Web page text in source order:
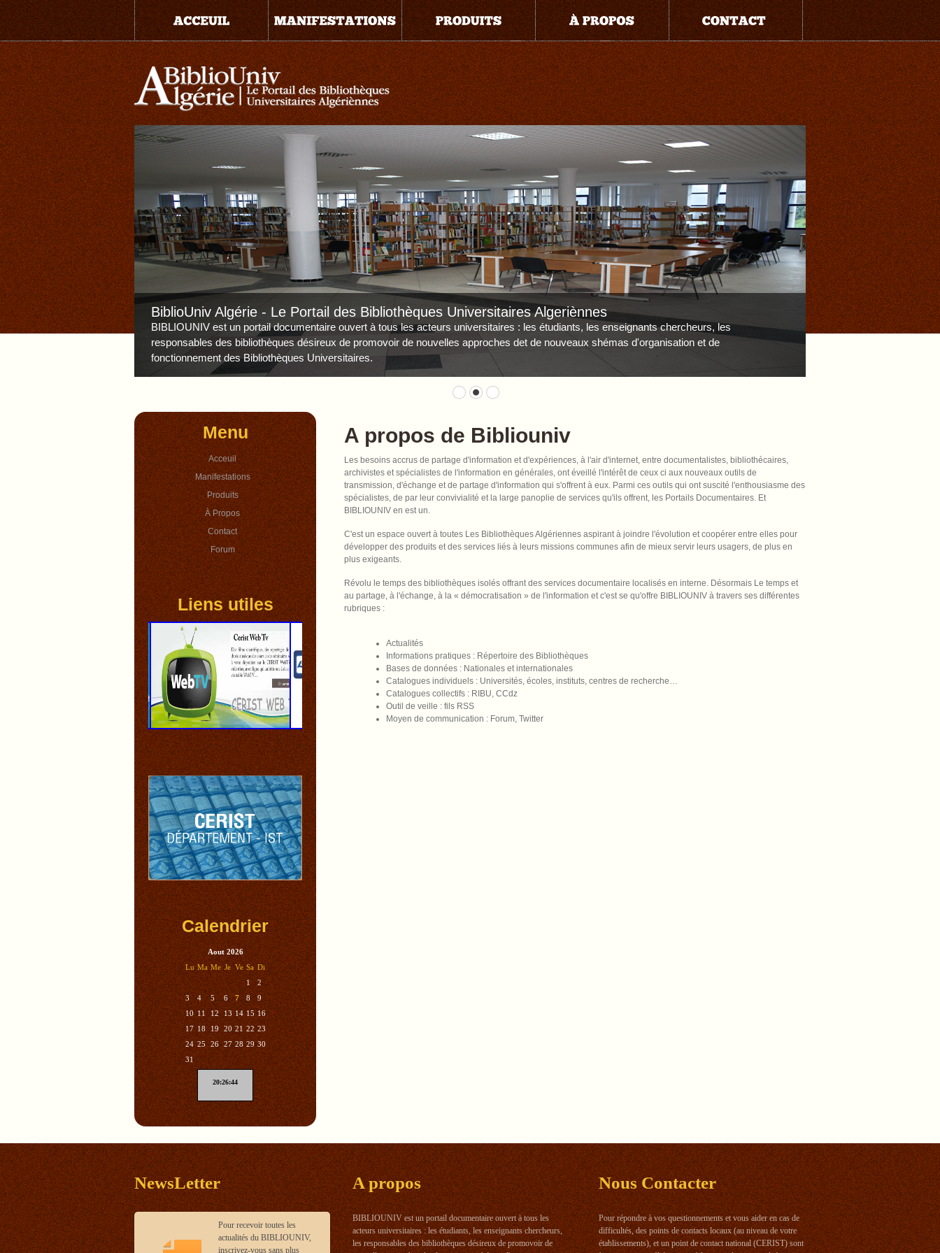
BiblioUniv Algérie - Le Portail des Bibliothèques Universitaires Algeriènnes
BIBLIOUNIV est un portail documentaire ouvert à tous les acteurs universitaires : les étudiants, les enseignants chercheurs, les
responsables des bibliothèques désireux de promovoir de nouvelles approches det de nouveaux shémas d'organisation et de
fonctionnement des Bibliothèques Universitaires.
A propos de Bibliouniv
Les besoins accrus de partage d'information et d'expériences, à l'air d'internet, entre documentalistes, bibliothécaires,
archivistes et spécialistes de l'information en générales, ont éveillé l'intérêt de ceux ci aux nouveaux outils de
transmission, d'échange et de partage d'information qui s'offrent à eux. Parmi ces outils qui ont suscité l'enthousiasme des
spécialistes, de par leur convivialité et la large panoplie de services qu'ils offrent, les Portails Documentaires. Et
BIBLIOUNIV en est un.
C'est un espace ouvert à toutes Les Bibliothèques Algériennes aspirant à joindre l'évolution et coopérer entre elles pour
développer des produits et des services liés à leurs missions communes afin de mieux servir leurs usagers, de plus en
plus exigeants.
Révolu le temps des bibliothèques isolés offrant des services documentaire localisés en interne. Désormais Le temps et
au partage, à l'échange, à la « démocratisation » de l'information et c'est se qu'offre BIBLIOUNIV à travers ses différentes
rubriques :
Actualités
Informations pratiques : Répertoire des Bibliothèques
Bases de données : Nationales et internationales
Catalogues individuels : Universités, écoles, instituts, centres de recherche…
Catalogues collectifs : RIBU, CCdz
Outil de veille : fils RSS
Moyen de communication : Forum, Twitter
Menu
Acceuil
Manifestations
Produits
À Propos
Contact
Forum
Liens utiles
Calendrier
Aout 2026
Lu Ma Me Je Ve Sa Di
1
2
3
4 5 6 7 8
9
10 11 12 13 14 15 16
17 18 19 20 21 22 23
24 25 26 27 28 29 30
31
20:26:44
NewsLetter
Pour recevoir toutes les
actualités du BIBLIOUNIV,
inscrivez-vous sans plus
A propos
BIBLIOUNIV est un portail documentaire ouvert à tous les
acteurs universitaires : les étudiants, les enseignants chercheurs,
les responsables des bibliothèques désireux de promovoir de
NousContacter
Pour répondre à vos questionnements et vous aider en cas de
difficultés, des points de contacts locaux (au niveau de votre
établissements), et un point de contact national (CERIST) sont